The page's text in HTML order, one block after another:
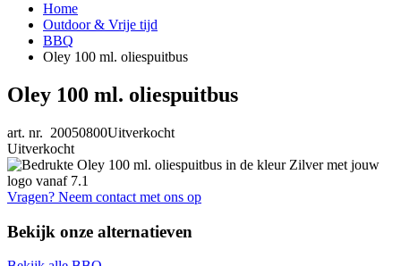
Home
Outdoor & Vrije tijd
BBQ
Oley 100 ml. oliespuitbus
Oley 100 ml. oliespuitbus
art. nr. 20050800Uitverkocht
Uitverkocht
Vragen? Neem contact met ons op
Bekijk onze alternatieven